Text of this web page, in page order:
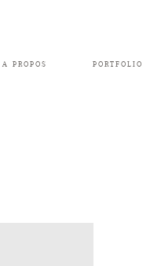
A PROPOS PORTFOLIO